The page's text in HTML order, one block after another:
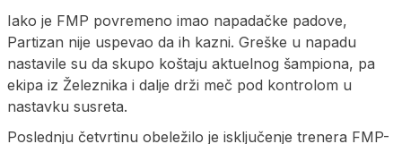
Iako je FMP povremeno imao napadačke padove,
Partizan nije uspevao da ih kazni. Greške u napadu
nastavile su da skupo koštaju aktuelnog šampiona, pa
ekipa iz Železnika i dalje drži meč pod kontrolom u
nastavku susreta.
Poslednju četvrtinu obeležilo je isključenje trenera FMP-